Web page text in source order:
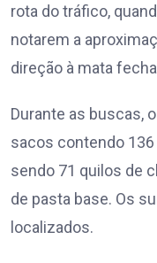
rota do tráfico,
notarem a
direção à mata
Durante as buscas,
sacos contendo
sendo 71 quilos de
de pasta base. Os
localizados.